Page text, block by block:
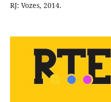
RJ: Vozes, 2014.